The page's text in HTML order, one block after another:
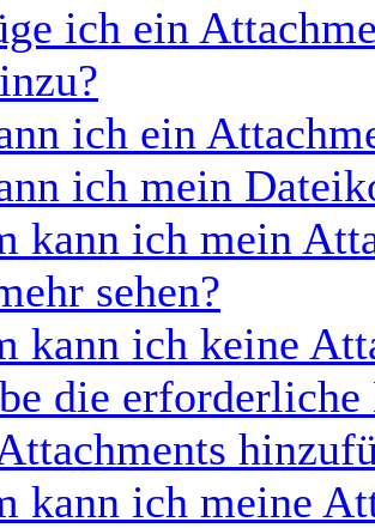
ich ein
ich ein
ich mein
kann ich mein
sehen?
kann ich keine
die
kann ich meine